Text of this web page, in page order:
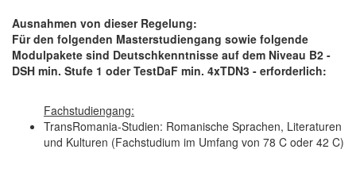
Ausnahmen von dieser Regelung:
Für den folgenden Masterstudiengang sowie folgende
Modulpakete sind Deutschkenntnisse auf dem Niveau B2 -
DSH min. Stufe 1 oder TestDaF min. 4xTDN3 - erforderlich:
Fachstudiengang:
TransRomania-Studien: Romanische Sprachen, Literaturen
und Kulturen (Fachstudium im Umfang von 78 C oder 42 C)